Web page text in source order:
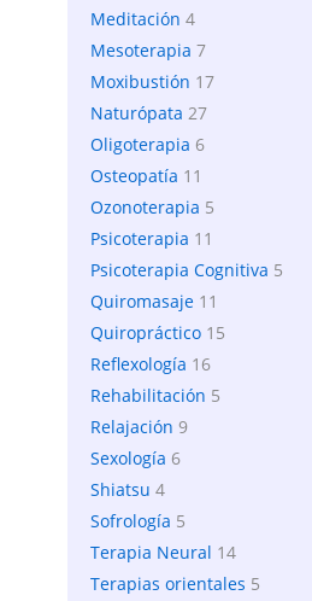
Meditación 4
Mesoterapia 7
Moxibustión 17
Naturópata 27
Oligoterapia 6
Osteopatía 11
Ozonoterapia 5
Psicoterapia 11
Psicoterapia Cognitiva 5
Quiromasaje 11
Quiropráctico 15
Reflexología 16
Rehabilitación 5
Relajación 9
Sexología 6
Shiatsu 4
Sofrología 5
Terapia Neural 14
Terapias orientales 5